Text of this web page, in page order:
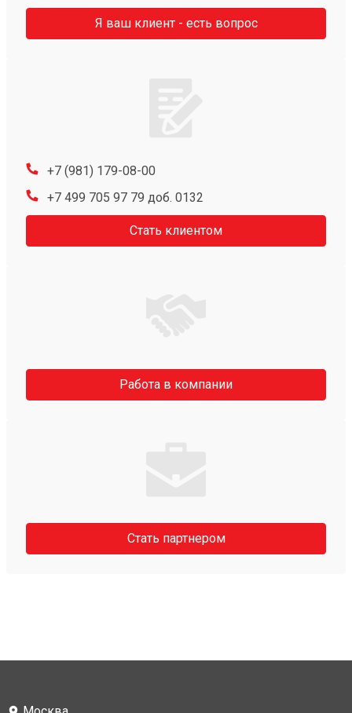
Я ваш клиент - есть вопрос
+7 (981) 179-08-00
+7 499 705 97 79 доб. 0132
Стать клиентом
Работа в компании
Стать партнером